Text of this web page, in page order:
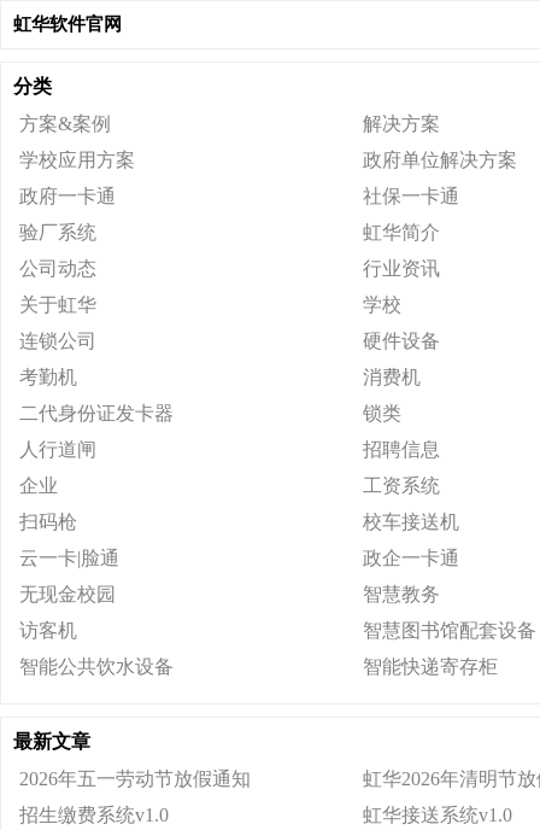
虹华软件官网
分类
方案&案例
解决方案
学校应用方案
政府单位解决方案
政府一卡通
社保一卡通
验厂系统
虹华简介
公司动态
行业资讯
关于虹华
学校
连锁公司
硬件设备
考勤机
消费机
二代身份证发卡器
锁类
人行道闸
招聘信息
企业
工资系统
扫码枪
校车接送机
云一卡|脸通
政企一卡通
无现金校园
智慧教务
访客机
智慧图书馆配套设备
智能公共饮水设备
智能快递寄存柜
最新文章
2026年五一劳动节放假通知
虹华2026年清明节
招生缴费系统v1.0
虹华接送系统v1.0